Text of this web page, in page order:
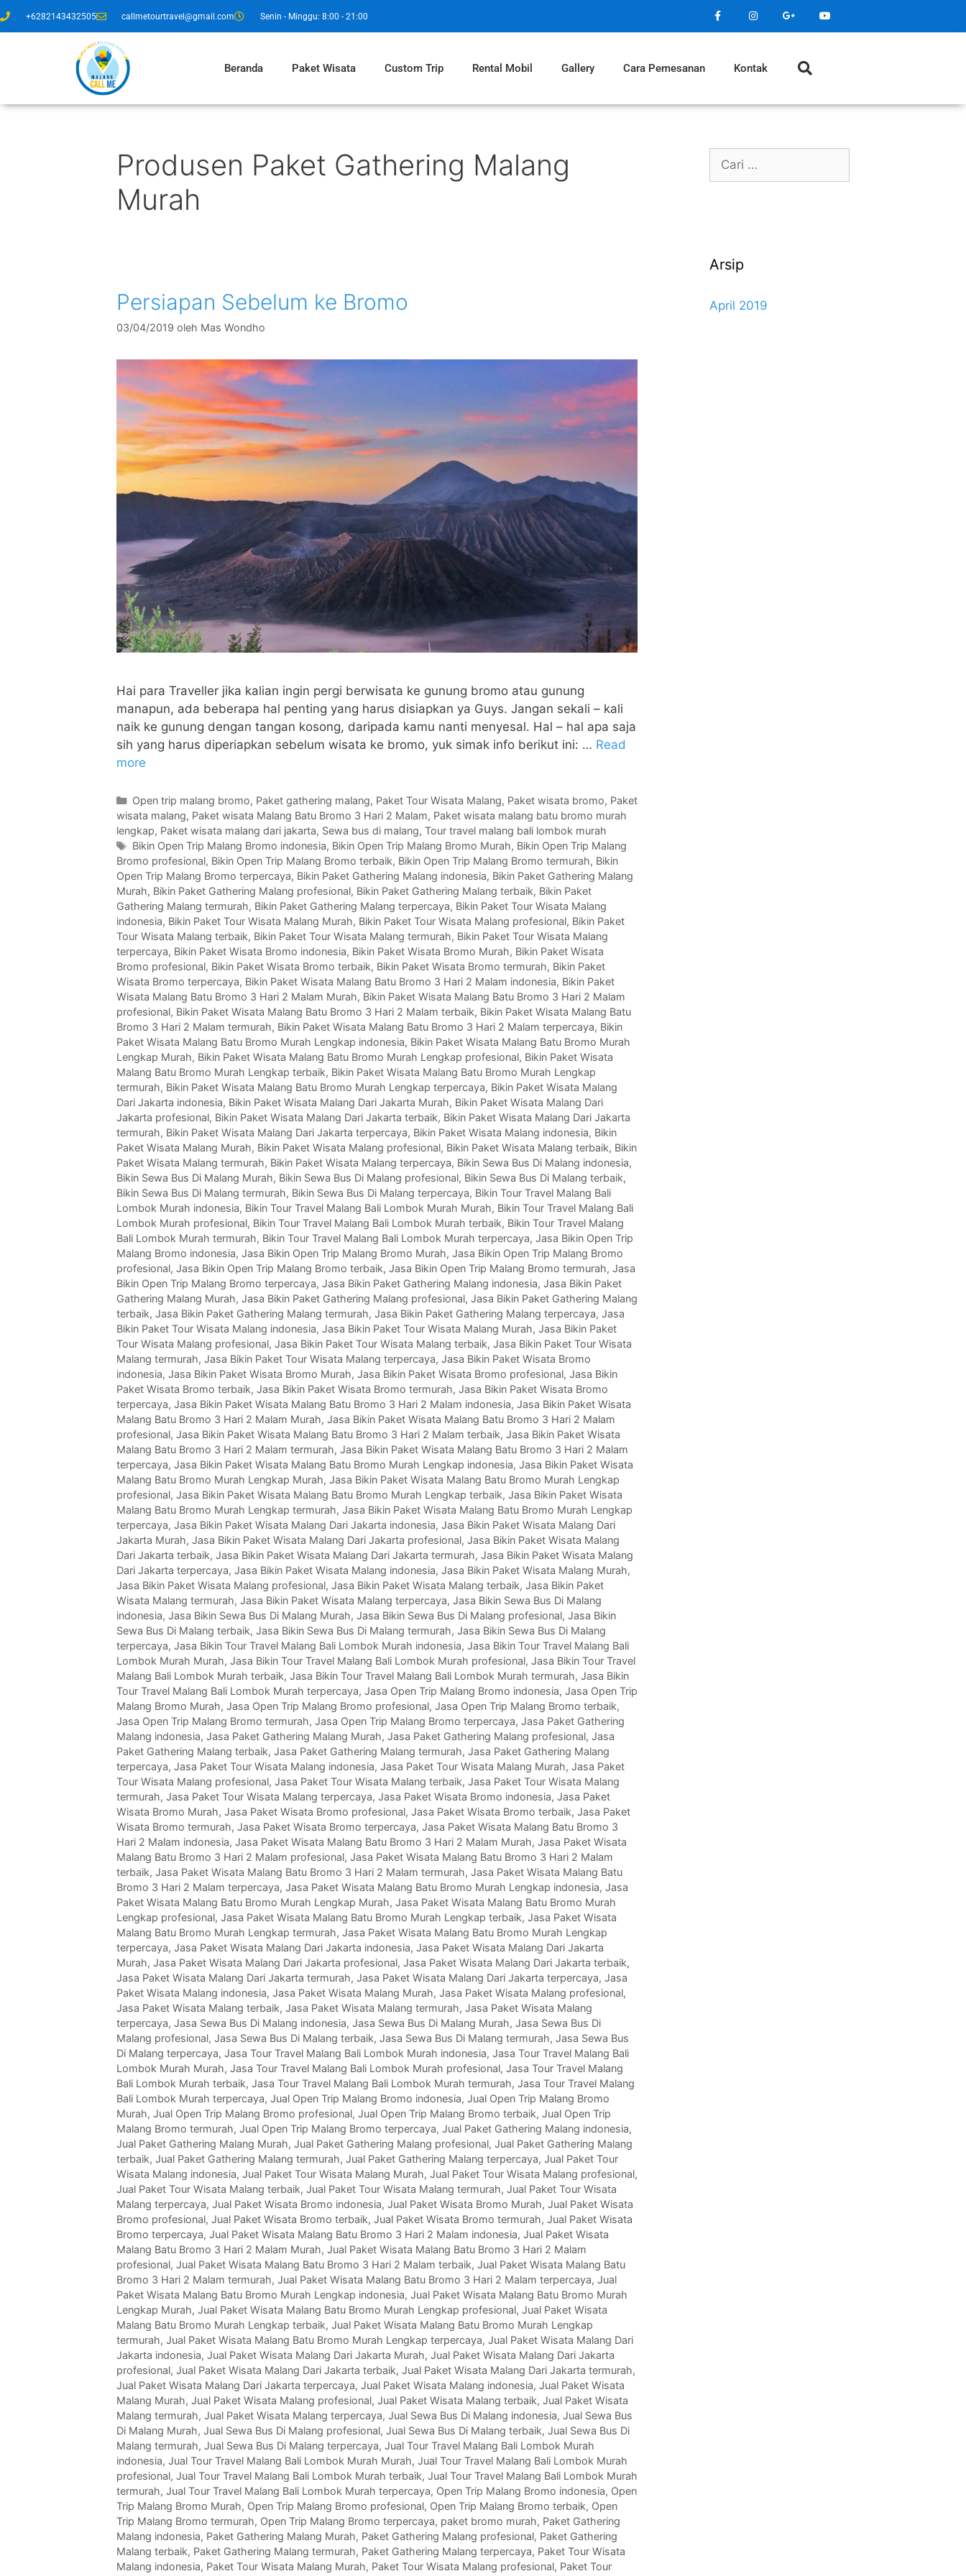
+6282143432505 callmetourtravel@gmail.com Senin - Minggu: 8:00 - 21:00
Beranda Paket Wisata Custom Trip Rental Mobil Gallery Cara Pemesanan Kontak
Produsen Paket Gathering Malang
Murah
Persiapan Sebelum ke Bromo
03/04/2019 oleh Mas Wondho
Hai para Traveller jika kalian ingin pergi berwisata ke gunung bromo atau gunung
manapun, ada beberapa hal penting yang harus disiapkan ya Guys. Jangan sekali – kali
naik ke gunung dengan tangan kosong, daripada kamu nanti menyesal. Hal – hal apa saja
sih yang harus diperiapkan sebelum wisata ke bromo, yuk simak info berikut ini: … Read
more
Open trip malang bromo, Paket gathering malang, Paket Tour Wisata Malang, Paket wisata bromo, Paket
wisata malang, Paket wisata Malang Batu Bromo 3 Hari 2 Malam, Paket wisata malang batu bromo murah
lengkap, Paket wisata malang dari jakarta, Sewa bus di malang, Tour travel malang bali lombok murah
Bikin Open Trip Malang Bromo indonesia, Bikin Open Trip Malang Bromo Murah, Bikin Open Trip Malang
Bromo profesional, Bikin Open Trip Malang Bromo terbaik, Bikin Open Trip Malang Bromo termurah, Bikin
Open Trip Malang Bromo terpercaya, Bikin Paket Gathering Malang indonesia, Bikin Paket Gathering Malang
Murah, Bikin Paket Gathering Malang profesional, Bikin Paket Gathering Malang terbaik, Bikin Paket
Gathering Malang termurah, Bikin Paket Gathering Malang terpercaya, Bikin Paket Tour Wisata Malang
indonesia, Bikin Paket Tour Wisata Malang Murah, Bikin Paket Tour Wisata Malang profesional, Bikin Paket
Tour Wisata Malang terbaik, Bikin Paket Tour Wisata Malang termurah, Bikin Paket Tour Wisata Malang
terpercaya, Bikin Paket Wisata Bromo indonesia, Bikin Paket Wisata Bromo Murah, Bikin Paket Wisata
Bromo profesional, Bikin Paket Wisata Bromo terbaik, Bikin Paket Wisata Bromo termurah, Bikin Paket
Wisata Bromo terpercaya, Bikin Paket Wisata Malang Batu Bromo 3 Hari 2 Malam indonesia, Bikin Paket
Wisata Malang Batu Bromo 3 Hari 2 Malam Murah, Bikin Paket Wisata Malang Batu Bromo 3 Hari 2 Malam
profesional, Bikin Paket Wisata Malang Batu Bromo 3 Hari 2 Malam terbaik, Bikin Paket Wisata Malang Batu
Bromo 3 Hari 2 Malam termurah, Bikin Paket Wisata Malang Batu Bromo 3 Hari 2 Malam terpercaya, Bikin
Paket Wisata Malang Batu Bromo Murah Lengkap indonesia, Bikin Paket Wisata Malang Batu Bromo Murah
Lengkap Murah, Bikin Paket Wisata Malang Batu Bromo Murah Lengkap profesional, Bikin Paket Wisata
Malang Batu Bromo Murah Lengkap terbaik, Bikin Paket Wisata Malang Batu Bromo Murah Lengkap
termurah, Bikin Paket Wisata Malang Batu Bromo Murah Lengkap terpercaya, Bikin Paket Wisata Malang
Dari Jakarta indonesia, Bikin Paket Wisata Malang Dari Jakarta Murah, Bikin Paket Wisata Malang Dari
Jakarta profesional, Bikin Paket Wisata Malang Dari Jakarta terbaik, Bikin Paket Wisata Malang Dari Jakarta
termurah, Bikin Paket Wisata Malang Dari Jakarta terpercaya, Bikin Paket Wisata Malang indonesia, Bikin
Paket Wisata Malang Murah, Bikin Paket Wisata Malang profesional, Bikin Paket Wisata Malang terbaik, Bikin
Paket Wisata Malang termurah, Bikin Paket Wisata Malang terpercaya, Bikin Sewa Bus Di Malang indonesia,
Bikin Sewa Bus Di Malang Murah, Bikin Sewa Bus Di Malang profesional, Bikin Sewa Bus Di Malang terbaik,
Bikin Sewa Bus Di Malang termurah, Bikin Sewa Bus Di Malang terpercaya, Bikin Tour Travel Malang Bali
Lombok Murah indonesia, Bikin Tour Travel Malang Bali Lombok Murah Murah, Bikin Tour Travel Malang Bali
Lombok Murah profesional, Bikin Tour Travel Malang Bali Lombok Murah terbaik, Bikin Tour Travel Malang
Bali Lombok Murah termurah, Bikin Tour Travel Malang Bali Lombok Murah terpercaya, Jasa Bikin Open Trip
Malang Bromo indonesia, Jasa Bikin Open Trip Malang Bromo Murah, Jasa Bikin Open Trip Malang Bromo
profesional, Jasa Bikin Open Trip Malang Bromo terbaik, Jasa Bikin Open Trip Malang Bromo termurah, Jasa
Bikin Open Trip Malang Bromo terpercaya, Jasa Bikin Paket Gathering Malang indonesia, Jasa Bikin Paket
Gathering Malang Murah, Jasa Bikin Paket Gathering Malang profesional, Jasa Bikin Paket Gathering Malang
terbaik, Jasa Bikin Paket Gathering Malang termurah, Jasa Bikin Paket Gathering Malang terpercaya, Jasa
Bikin Paket Tour Wisata Malang indonesia, Jasa Bikin Paket Tour Wisata Malang Murah, Jasa Bikin Paket
Tour Wisata Malang profesional, Jasa Bikin Paket Tour Wisata Malang terbaik, Jasa Bikin Paket Tour Wisata
Malang termurah, Jasa Bikin Paket Tour Wisata Malang terpercaya, Jasa Bikin Paket Wisata Bromo
indonesia, Jasa Bikin Paket Wisata Bromo Murah, Jasa Bikin Paket Wisata Bromo profesional, Jasa Bikin
Paket Wisata Bromo terbaik, Jasa Bikin Paket Wisata Bromo termurah, Jasa Bikin Paket Wisata Bromo
terpercaya, Jasa Bikin Paket Wisata Malang Batu Bromo 3 Hari 2 Malam indonesia, Jasa Bikin Paket Wisata
Malang Batu Bromo 3 Hari 2 Malam Murah, Jasa Bikin Paket Wisata Malang Batu Bromo 3 Hari 2 Malam
profesional, Jasa Bikin Paket Wisata Malang Batu Bromo 3 Hari 2 Malam terbaik, Jasa Bikin Paket Wisata
Malang Batu Bromo 3 Hari 2 Malam termurah, Jasa Bikin Paket Wisata Malang Batu Bromo 3 Hari 2 Malam
terpercaya, Jasa Bikin Paket Wisata Malang Batu Bromo Murah Lengkap indonesia, Jasa Bikin Paket Wisata
Malang Batu Bromo Murah Lengkap Murah, Jasa Bikin Paket Wisata Malang Batu Bromo Murah Lengkap
profesional, Jasa Bikin Paket Wisata Malang Batu Bromo Murah Lengkap terbaik, Jasa Bikin Paket Wisata
Malang Batu Bromo Murah Lengkap termurah, Jasa Bikin Paket Wisata Malang Batu Bromo Murah Lengkap
terpercaya, Jasa Bikin Paket Wisata Malang Dari Jakarta indonesia, Jasa Bikin Paket Wisata Malang Dari
Jakarta Murah, Jasa Bikin Paket Wisata Malang Dari Jakarta profesional, Jasa Bikin Paket Wisata Malang
Dari Jakarta terbaik, Jasa Bikin Paket Wisata Malang Dari Jakarta termurah, Jasa Bikin Paket Wisata Malang
Dari Jakarta terpercaya, Jasa Bikin Paket Wisata Malang indonesia, Jasa Bikin Paket Wisata Malang Murah,
Jasa Bikin Paket Wisata Malang profesional, Jasa Bikin Paket Wisata Malang terbaik, Jasa Bikin Paket
Wisata Malang termurah, Jasa Bikin Paket Wisata Malang terpercaya, Jasa Bikin Sewa Bus Di Malang
indonesia, Jasa Bikin Sewa Bus Di Malang Murah, Jasa Bikin Sewa Bus Di Malang profesional, Jasa Bikin
Sewa Bus Di Malang terbaik, Jasa Bikin Sewa Bus Di Malang termurah, Jasa Bikin Sewa Bus Di Malang
terpercaya, Jasa Bikin Tour Travel Malang Bali Lombok Murah indonesia, Jasa Bikin Tour Travel Malang Bali
Lombok Murah Murah, Jasa Bikin Tour Travel Malang Bali Lombok Murah profesional, Jasa Bikin Tour Travel
Malang Bali Lombok Murah terbaik, Jasa Bikin Tour Travel Malang Bali Lombok Murah termurah, Jasa Bikin
Tour Travel Malang Bali Lombok Murah terpercaya, Jasa Open Trip Malang Bromo indonesia, Jasa Open Trip
Malang Bromo Murah, Jasa Open Trip Malang Bromo profesional, Jasa Open Trip Malang Bromo terbaik,
Jasa Open Trip Malang Bromo termurah, Jasa Open Trip Malang Bromo terpercaya, Jasa Paket Gathering
Malang indonesia, Jasa Paket Gathering Malang Murah, Jasa Paket Gathering Malang profesional, Jasa
Paket Gathering Malang terbaik, Jasa Paket Gathering Malang termurah, Jasa Paket Gathering Malang
terpercaya, Jasa Paket Tour Wisata Malang indonesia, Jasa Paket Tour Wisata Malang Murah, Jasa Paket
Tour Wisata Malang profesional, Jasa Paket Tour Wisata Malang terbaik, Jasa Paket Tour Wisata Malang
termurah, Jasa Paket Tour Wisata Malang terpercaya, Jasa Paket Wisata Bromo indonesia, Jasa Paket
Wisata Bromo Murah, Jasa Paket Wisata Bromo profesional, Jasa Paket Wisata Bromo terbaik, Jasa Paket
Wisata Bromo termurah, Jasa Paket Wisata Bromo terpercaya, Jasa Paket Wisata Malang Batu Bromo 3
Hari 2 Malam indonesia, Jasa Paket Wisata Malang Batu Bromo 3 Hari 2 Malam Murah, Jasa Paket Wisata
Malang Batu Bromo 3 Hari 2 Malam profesional, Jasa Paket Wisata Malang Batu Bromo 3 Hari 2 Malam
terbaik, Jasa Paket Wisata Malang Batu Bromo 3 Hari 2 Malam termurah, Jasa Paket Wisata Malang Batu
Bromo 3 Hari 2 Malam terpercaya, Jasa Paket Wisata Malang Batu Bromo Murah Lengkap indonesia, Jasa
Paket Wisata Malang Batu Bromo Murah Lengkap Murah, Jasa Paket Wisata Malang Batu Bromo Murah
Lengkap profesional, Jasa Paket Wisata Malang Batu Bromo Murah Lengkap terbaik, Jasa Paket Wisata
Malang Batu Bromo Murah Lengkap termurah, Jasa Paket Wisata Malang Batu Bromo Murah Lengkap
terpercaya, Jasa Paket Wisata Malang Dari Jakarta indonesia, Jasa Paket Wisata Malang Dari Jakarta
Murah, Jasa Paket Wisata Malang Dari Jakarta profesional, Jasa Paket Wisata Malang Dari Jakarta terbaik,
Jasa Paket Wisata Malang Dari Jakarta termurah, Jasa Paket Wisata Malang Dari Jakarta terpercaya, Jasa
Paket Wisata Malang indonesia, Jasa Paket Wisata Malang Murah, Jasa Paket Wisata Malang profesional,
Jasa Paket Wisata Malang terbaik, Jasa Paket Wisata Malang termurah, Jasa Paket Wisata Malang
terpercaya, Jasa Sewa Bus Di Malang indonesia, Jasa Sewa Bus Di Malang Murah, Jasa Sewa Bus Di
Malang profesional, Jasa Sewa Bus Di Malang terbaik, Jasa Sewa Bus Di Malang termurah, Jasa Sewa Bus
Di Malang terpercaya, Jasa Tour Travel Malang Bali Lombok Murah indonesia, Jasa Tour Travel Malang Bali
Lombok Murah Murah, Jasa Tour Travel Malang Bali Lombok Murah profesional, Jasa Tour Travel Malang
Bali Lombok Murah terbaik, Jasa Tour Travel Malang Bali Lombok Murah termurah, Jasa Tour Travel Malang
Bali Lombok Murah terpercaya, Jual Open Trip Malang Bromo indonesia, Jual Open Trip Malang Bromo
Murah, Jual Open Trip Malang Bromo profesional, Jual Open Trip Malang Bromo terbaik, Jual Open Trip
Malang Bromo termurah, Jual Open Trip Malang Bromo terpercaya, Jual Paket Gathering Malang indonesia,
Jual Paket Gathering Malang Murah, Jual Paket Gathering Malang profesional, Jual Paket Gathering Malang
terbaik, Jual Paket Gathering Malang termurah, Jual Paket Gathering Malang terpercaya, Jual Paket Tour
Wisata Malang indonesia, Jual Paket Tour Wisata Malang Murah, Jual Paket Tour Wisata Malang profesional,
Jual Paket Tour Wisata Malang terbaik, Jual Paket Tour Wisata Malang termurah, Jual Paket Tour Wisata
Malang terpercaya, Jual Paket Wisata Bromo indonesia, Jual Paket Wisata Bromo Murah, Jual Paket Wisata
Bromo profesional, Jual Paket Wisata Bromo terbaik, Jual Paket Wisata Bromo termurah, Jual Paket Wisata
Bromo terpercaya, Jual Paket Wisata Malang Batu Bromo 3 Hari 2 Malam indonesia, Jual Paket Wisata
Malang Batu Bromo 3 Hari 2 Malam Murah, Jual Paket Wisata Malang Batu Bromo 3 Hari 2 Malam
profesional, Jual Paket Wisata Malang Batu Bromo 3 Hari 2 Malam terbaik, Jual Paket Wisata Malang Batu
Bromo 3 Hari 2 Malam termurah, Jual Paket Wisata Malang Batu Bromo 3 Hari 2 Malam terpercaya, Jual
Paket Wisata Malang Batu Bromo Murah Lengkap indonesia, Jual Paket Wisata Malang Batu Bromo Murah
Lengkap Murah, Jual Paket Wisata Malang Batu Bromo Murah Lengkap profesional, Jual Paket Wisata
Malang Batu Bromo Murah Lengkap terbaik, Jual Paket Wisata Malang Batu Bromo Murah Lengkap
termurah, Jual Paket Wisata Malang Batu Bromo Murah Lengkap terpercaya, Jual Paket Wisata Malang Dari
Jakarta indonesia, Jual Paket Wisata Malang Dari Jakarta Murah, Jual Paket Wisata Malang Dari Jakarta
profesional, Jual Paket Wisata Malang Dari Jakarta terbaik, Jual Paket Wisata Malang Dari Jakarta termurah,
Jual Paket Wisata Malang Dari Jakarta terpercaya, Jual Paket Wisata Malang indonesia, Jual Paket Wisata
Malang Murah, Jual Paket Wisata Malang profesional, Jual Paket Wisata Malang terbaik, Jual Paket Wisata
Malang termurah, Jual Paket Wisata Malang terpercaya, Jual Sewa Bus Di Malang indonesia, Jual Sewa Bus
Di Malang Murah, Jual Sewa Bus Di Malang profesional, Jual Sewa Bus Di Malang terbaik, Jual Sewa Bus Di
Malang termurah, Jual Sewa Bus Di Malang terpercaya, Jual Tour Travel Malang Bali Lombok Murah
indonesia, Jual Tour Travel Malang Bali Lombok Murah Murah, Jual Tour Travel Malang Bali Lombok Murah
profesional, Jual Tour Travel Malang Bali Lombok Murah terbaik, Jual Tour Travel Malang Bali Lombok Murah
termurah, Jual Tour Travel Malang Bali Lombok Murah terpercaya, Open Trip Malang Bromo indonesia, Open
Trip Malang Bromo Murah, Open Trip Malang Bromo profesional, Open Trip Malang Bromo terbaik, Open
Trip Malang Bromo termurah, Open Trip Malang Bromo terpercaya, paket bromo murah, Paket Gathering
Malang indonesia, Paket Gathering Malang Murah, Paket Gathering Malang profesional, Paket Gathering
Malang terbaik, Paket Gathering Malang termurah, Paket Gathering Malang terpercaya, Paket Tour Wisata
Malang indonesia, Paket Tour Wisata Malang Murah, Paket Tour Wisata Malang profesional, Paket Tour
Arsip
April 2019